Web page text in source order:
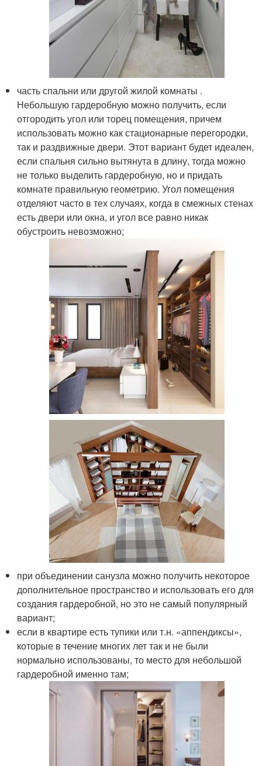
часть спальни или другой жилой комнаты .
Небольшую гардеробную можно получить, если
отгородить угол или торец помещения, причем
использовать можно как стационарные перегородки,
так и раздвижные двери. Этот вариант будет идеален,
если спальня сильно вытянута в длину, тогда можно
не только выделить гардеробную, но и придать
комнате правильную геометрию. Угол помещения
отделяют часто в тех случаях, когда в смежных стенах
есть двери или окна, и угол все равно никак
обустроить невозможно;
при объединении санузла можно получить некоторое
дополнительное пространство и использовать его для
создания гардеробной, но это не самый популярный
вариант;
если в квартире есть тупики или т.н. «аппендиксы»,
которые в течение многих лет так и не были
нормально использованы, то место для небольшой
гардеробной именно там;